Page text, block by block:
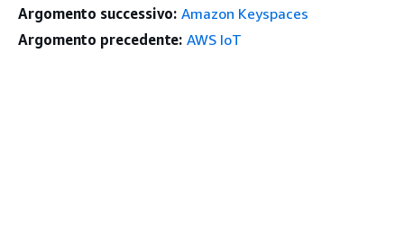
Argomento successivo: Amazon Keyspaces
Argomento precedente: AWS IoT